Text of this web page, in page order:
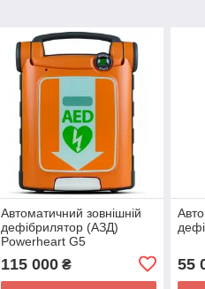
Автоматичний зовнішній
дефібрилятор (АЗД)
Powerheart G5
115 000₴ 55